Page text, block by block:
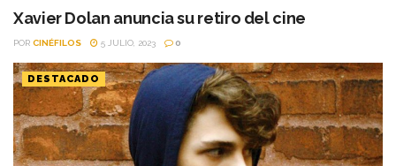
canadiense...
Xavier Dolan anuncia su retiro del cine
POR CINÉFILOS 5 JULIO, 2023 0
DESTACADO